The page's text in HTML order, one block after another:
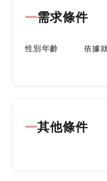
需求條件
性別年齡 依據
其他條件